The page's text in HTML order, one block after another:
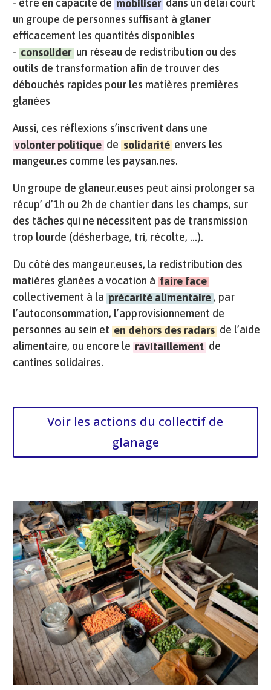
mobiliser
un groupe de personnes suffisant à glaner
efficacement les quantités disponibles
- consoliderun réseau de redistribution ou des
outils de transformation afin de trouver des
débouchés rapides pour les matières premières
glanées
Aussi, ces réflexions s’inscrivent dans une
volonter politiquede solidarité envers les
mangeur.es comme les paysan.nes.
Un groupe de glaneur.euses peut ainsi prolonger sa
récup’ d’1h ou 2h de chantier dans les champs, sur
des tâches qui ne nécessitent pas de transmission
trop lourde (désherbage, tri, récolte, …).
Du côté des mangeur.euses, la redistribution des
matières glanées a vocation à faire face
collectivement à la précarité alimentaire, par
l’autoconsommation, l’approvisionnement de
personnes au sein et en dehors des radarsde l’aide
alimentaire, ou encore le ravitaillementde
cantines solidaires.
Voir les actions du collectif de
glanage